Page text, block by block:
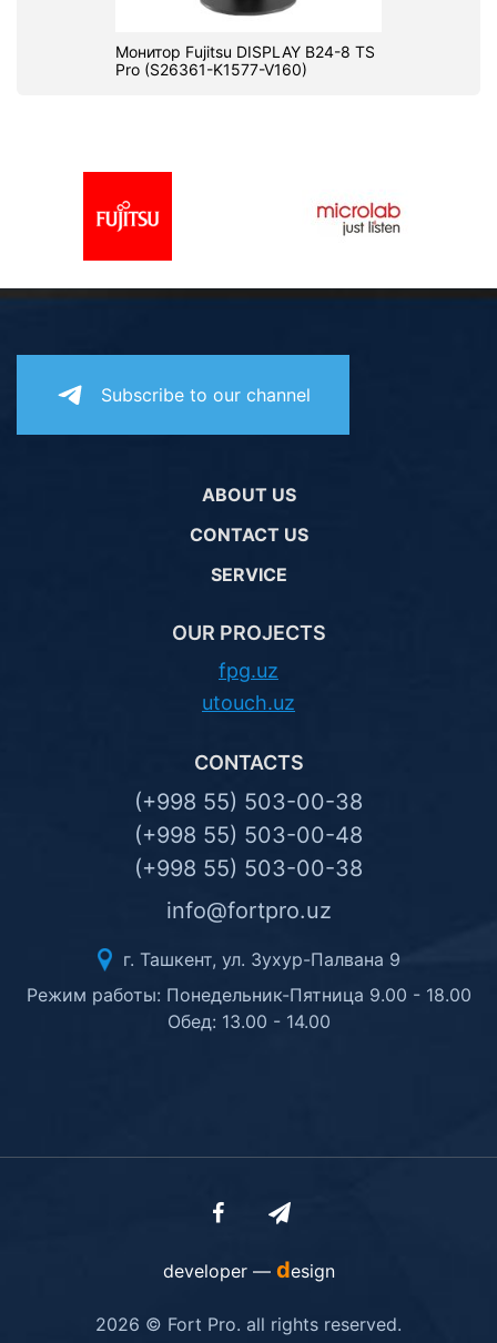
Монитор Fujitsu DISPLAY B24-8 TS
Pro (S26361-K1577-V160)
Subscribe to our channel
ABOUT US
CONTACT US
SERVICE
OUR PROJECTS
fpg.uz
utouch.uz
CONTACTS
(+998 55) 503-00-38
(+998 55) 503-00-48
(+998 55) 503-00-38
info@fortpro.uz
г. Ташкент, ул. Зухур-Палвана 9
Режим работы: Понедельник-Пятница 9.00 - 18.00
Обед: 13.00 - 14.00
developer — design
2026 © Fort Pro. all rights reserved.